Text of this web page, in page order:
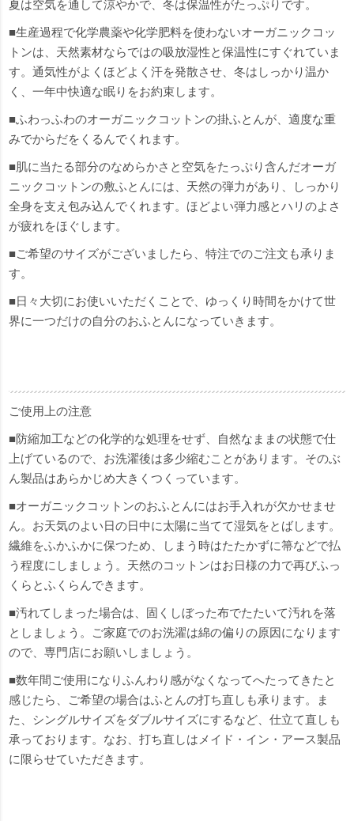
夏は空気を通して涼やかで、冬は保温性がたっぷりです。
■生産過程で化学農薬や化学肥料を使わないオーガニックコッ
トンは、天然素材ならではの吸放湿性と保温性にすぐれていま
す。通気性がよくほどよく汗を発散させ、冬はしっかり温か
く、一年中快適な眠りをお約束します。
■ふわっふわのオーガニックコットンの掛ふとんが、適度な重
みでからだをくるんでくれます。
■肌に当たる部分のなめらかさと空気をたっぷり含んだオーガ
ニックコットンの敷ふとんには、天然の弾力があり、しっかり
全身を支え包み込んでくれます。ほどよい弾力感とハリのよさ
が疲れをほぐします。
■ご希望のサイズがございましたら、特注でのご注文も承りま
す。
■日々大切にお使いいただくことで、ゆっくり時間をかけて世
界に一つだけの自分のおふとんになっていきます。
ご使用上の注意
■防縮加工などの化学的な処理をせず、自然なままの状態で仕
上げているので、お洗濯後は多少縮むことがあります。そのぶ
ん製品はあらかじめ大きくつくっています。
■オーガニックコットンのおふとんにはお手入れが欠かせませ
ん。お天気のよい日の日中に太陽に当てて湿気をとばします。
繊維をふかふかに保つため、しまう時はたたかずに箒などで払
う程度にしましょう。天然のコットンはお日様の力で再びふっ
くらとふくらんできます。
■汚れてしまった場合は、固くしぼった布でたたいて汚れを落
としましょう。ご家庭でのお洗濯は綿の偏りの原因になります
ので、専門店にお願いしましょう。
■数年間ご使用になりふんわり感がなくなってへたってきたと
感じたら、ご希望の場合はふとんの打ち直しも承ります。ま
た、シングルサイズをダブルサイズにするなど、仕立て直しも
承っております。なお、打ち直しはメイド・イン・アース製品
に限らせていただきます。